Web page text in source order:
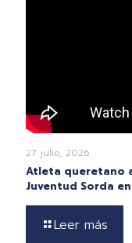
27 julio, 2026
Atleta queretano
Juventud Sorda
Leer más